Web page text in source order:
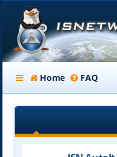
Home FAQ